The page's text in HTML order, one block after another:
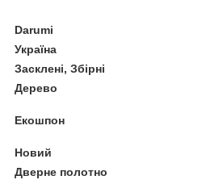
Darumi
Україна
Засклені, Збірні
Дерево
Екошпон
Новий
Дверне полотно